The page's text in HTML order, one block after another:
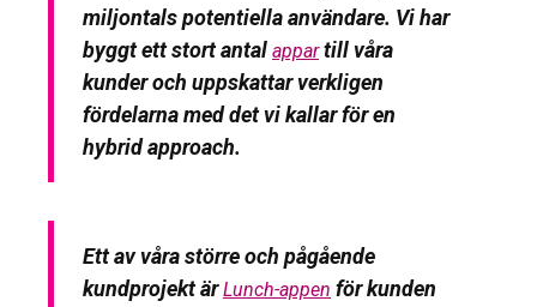
miljontals potentiella användare. Vi har
byggt ett stort antal appartill våra
kunder och uppskattar verkligen
fördelarna med det vi kallar för en
hybrid approach.
Ett av våra större och pågående
kundprojekt ärLunch-appen för kunden